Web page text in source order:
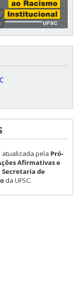
atualizada pela Pró-
Afirmativas e
Secretaria de
da UFSC.